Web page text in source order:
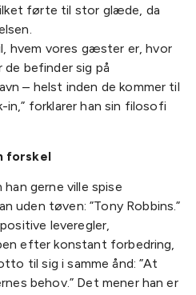
førte til stor glæde, da
hvem vores gæster er, hvor
befinder sig på
– helst inden de kommer til
forklarer han sin filosofi
forskel
han gerne ville spise
uden tøven: ”Tony Robbins.”
leveregler,
efter konstant forbedring,
til sig i samme ånd: ”At
behov.” Det mener han er